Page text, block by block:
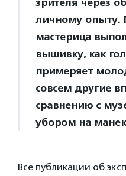
личному опыту.
мастерица
вышивку, как
примеряет
совсем другие
сравнению с
убором на
Все публикации об